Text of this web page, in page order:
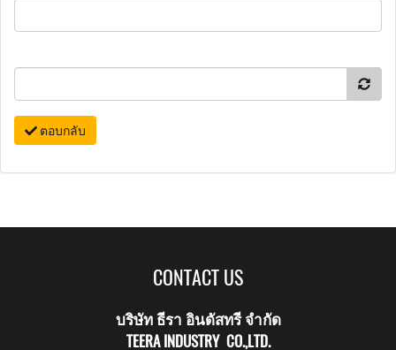
ตอบกลับ
CONTACT US
บริษัท ธีรา อินดัสทรี จำกัด
TEERA INDUSTRY CO.,LTD.